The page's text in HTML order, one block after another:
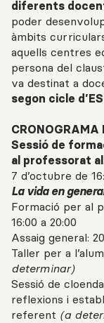
diferents
poder
àmbits
aquells centres
persona del
va destinat a
segon cicle
CRONOGRAMA
Sessió de
al professorat
7 d’octubre de
La vida en
Formació per al
16:00 a 20:00
Assaig general:
Taller per a
determinar)
Sessió de
reflexions i
referent (a